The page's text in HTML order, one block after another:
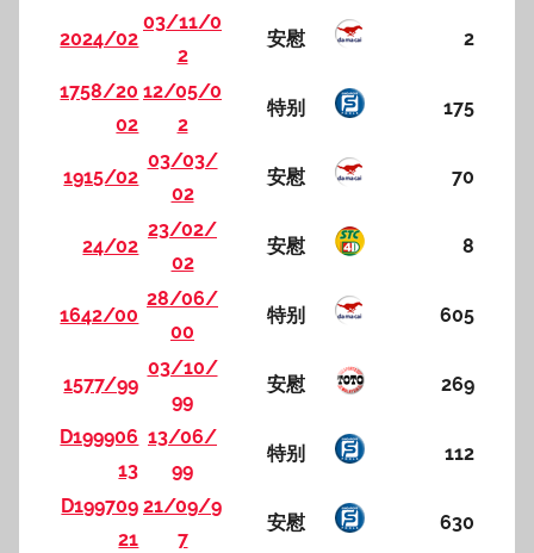
2024/02
03/11/0
2
安慰 2
1758/20
02
12/05/0
2
特别 175
1915/02
03/03/
02
安慰 70
24/02
23/02/
02
安慰 8
1642/00
28/06/
00
特别 605
1577/99
03/10/
99
安慰 269
D199906
13
13/06/
99
特别 112
D199709
21
21/09/9
7
安慰 630